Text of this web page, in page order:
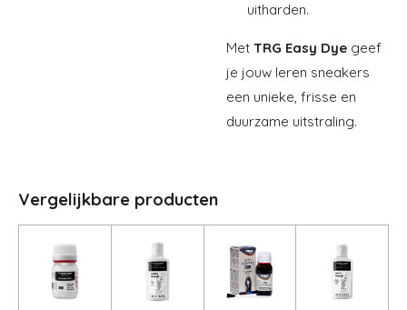
uitharden.
Met TRG Easy Dye geef
je jouw leren sneakers
een unieke, frisse en
duurzame uitstraling.
Vergelijkbare producten